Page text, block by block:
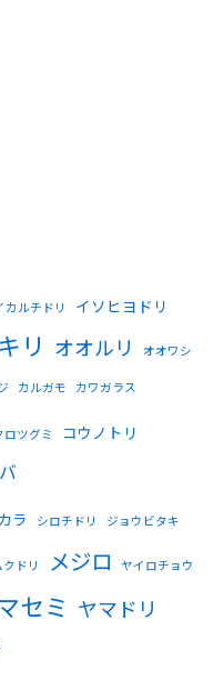
カルチドリ イソヒヨドリ
リ オオルリ オオワシ
カルガモ カワガラス
ロツグミ コウノトリ
ラ シロチドリ ジョウビタキ
ドリ メジロ ヤイロチョウ
セミ ヤマドリ